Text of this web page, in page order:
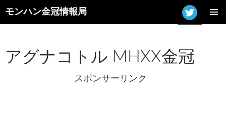
モンハン金冠情報局
ン
ツ
アグナコトル MHXX金冠
スポンサーリンク